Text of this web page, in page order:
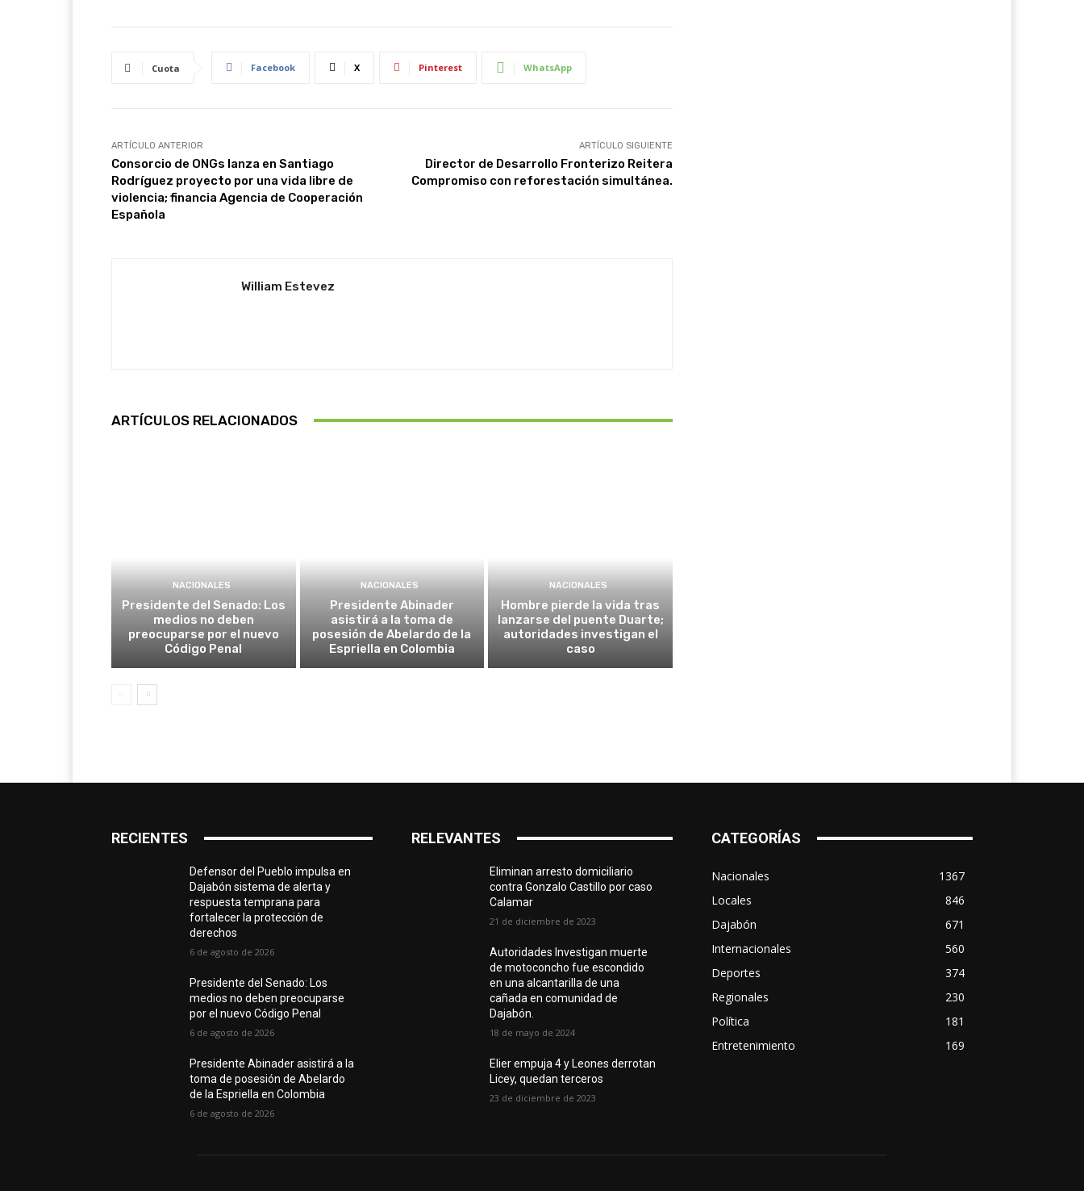
Cuota Facebook X Pinterest WhatsApp
ARTÍCULO ANTERIOR
Consorcio de ONGs lanza en Santiago
Rodríguez proyecto por una vida libre de
violencia; financia Agencia de Cooperación
Española
ARTÍCULO SIGUIENTE
Director de Desarrollo Fronterizo Reitera
Compromiso con reforestación simultánea.
William Estevez
ARTÍCULOS RELACIONADOS
NACIONALES
Presidente del Senado: Los
medios no deben
preocuparse por el nuevo
Código Penal
NACIONALES
Presidente Abinader
asistirá a la toma de
posesión de Abelardo de la
Espriella en Colombia
NACIONALES
Hombre pierde la vida tras
lanzarse del puente Duarte;
autoridades investigan el
caso
RECIENTES
Defensor del Pueblo impulsa en
Dajabón sistema de alerta y
respuesta temprana para
fortalecer la protección de
derechos
6 de agosto de 2026
Presidente del Senado: Los
medios no deben preocuparse
por el nuevo Código Penal
6 de agosto de 2026
Presidente Abinader asistirá a la
toma de posesión de Abelardo
de la Espriella en Colombia
6 de agosto de 2026
RELEVANTES
Eliminan arresto domiciliario
contra Gonzalo Castillo por caso
Calamar
21 de diciembre de 2023
Autoridades Investigan muerte
de motoconcho fue escondido
en una alcantarilla de una
cañada en comunidad de
Dajabón.
18 de mayo de 2024
Elier empuja 4 y Leones derrotan
Licey, quedan terceros
23 de diciembre de 2023
CATEGORÍAS
Nacionales
1367
Locales
846
Dajabón
671
Internacionales
560
Deportes
374
Regionales
230
Política
181
Entretenimiento
169